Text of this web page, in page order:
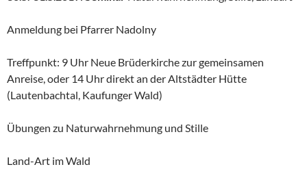
Anmeldung bei Pfarrer Nadolny
Treffpunkt: 9 Uhr Neue Brüderkirche zur gemeinsamen
Anreise, oder 14 Uhr direkt an der Altstädter Hütte
(Lautenbachtal, Kaufunger Wald)
Übungen zu Naturwahrnehmung und Stille
Land-Art im Wald